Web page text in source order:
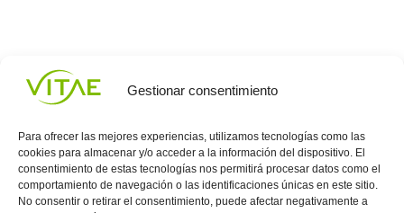
Gestionar consentimiento
Para ofrecer las mejores experiencias, utilizamos tecnologías como las
cookies para almacenar y/o acceder a la información del dispositivo. El
consentimiento de estas tecnologías nos permitirá procesar datos como el
comportamiento de navegación o las identificaciones únicas en este sitio.
No consentir o retirar el consentimiento, puede afectar negativamente a
Conocenos
Vitae
Política
de
(+34)
935